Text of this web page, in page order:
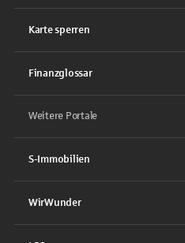
Karte sperren
Finanzglossar
Weitere Portale
S-Immobilien
WirWunder